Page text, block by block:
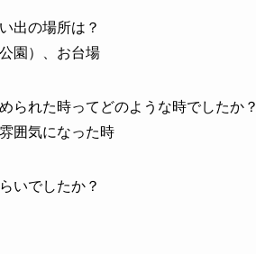
出の場所は？
園）、お台場
られた時ってどのような時でしたか？
囲気になった時
いでしたか？